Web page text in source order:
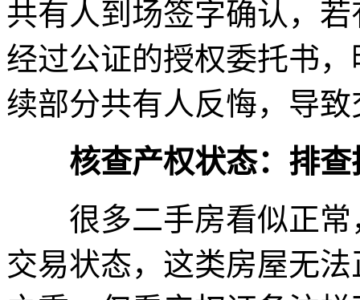
共有人到场签字确认，
经过公证的授权委托书
续部分共有人反悔，导
核查产权状态：排
很多二手房看似正常
交易状态，这类房屋无